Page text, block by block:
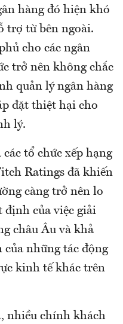
hàng đó hiện khó
trợ từ bên ngoài.
cho các ngân
trở nên không chắc
quản lý ngân hàng
đặt thiệt hại cho
lý.
tổ chức xếp hạng
Ratings đã khiến
càng trở nên lo
định của việc giải
châu Âu và khả
của những tác động
kinh tế khác trên
nhiều chính khách